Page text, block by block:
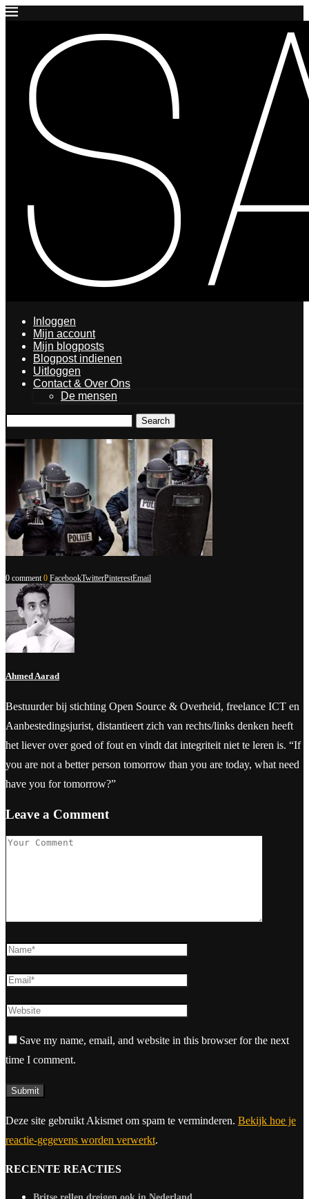
Inloggen
Mijn account
Mijn blogposts
Blogpost indienen
Uitloggen
Contact & Over Ons
De mensen
Search
0 comment 0 FacebookTwitterPinterestEmail
Ahmed Aarad
Bestuurder bij stichting Open Source & Overheid, freelance ICT en
Aanbestedingsjurist, distantieert zich van rechts/links denken heeft
het liever over goed of fout en vindt dat integriteit niet te leren is. “If
you are not a better person tomorrow than you are today, what need
have you for tomorrow?”
Leave a Comment
Save my name, email, and website in this browser for the next
time I comment.
Deze site gebruikt Akismet om spam te verminderen. Bekijk hoe je
reactie-gegevens worden verwerkt.
RECENTE REACTIES